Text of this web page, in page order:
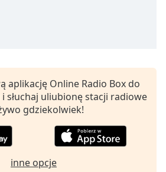
aplikację Online Radio Box do
słuchaj uliubionę stacji radiowe
gdziekolwiek!
inne opcje